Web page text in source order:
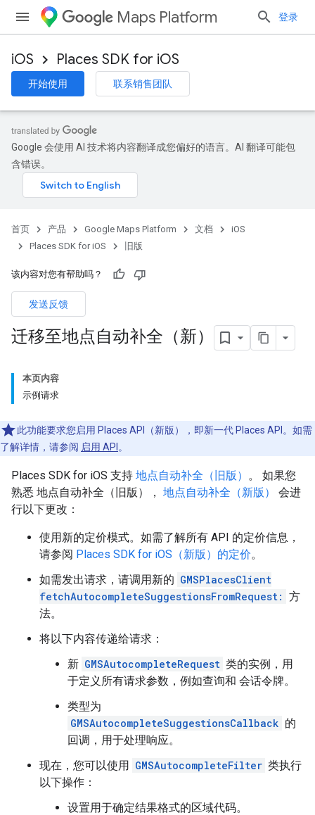
Maps Platform 登录
iOS Places SDK for iOS
开始使用 联系销售团队
Google 会使用 AI 技术将内容翻译成您偏好的语言。AI 翻译可能包
含错误。
首页 产品 Google Maps Platform 文档
iOS
Places SDK for iOS
旧版
该内容对您有帮助吗？
发送反馈
迁移至地点自动补全（新）
本页内容
示例请求
此功能要求您启用 Places API（新版），即新一代 Places API。如需
了解详情，请参阅 启用 API 。
Places SDK for iOS 支持 地点自动补全（旧版） 。 如果您
熟悉 地点自动补全（旧版）， 地点自动补全（新版）
会进
行以下更改：
使用新的定价模式。如需了解所有 API 的定价信息，
请参阅 Places SDK for iOS（新版）的定价。
如需发出请求，请调用新的 GMSPlacesClient
fetchAutocompleteSuggestionsFromRequest: 方
法。
将以下内容传递给请求：
新 GMSAutocompleteRequest 类的实例，用
于定义所有请求参数，例如查询和 会话令牌。
类型为
GMSAutocompleteSuggestionsCallback 的
回调，用于处理响应。
现在，您可以使用 GMSAutocompleteFilter 类执行
以下操作：
设置用于确定结果格式的区域代码。